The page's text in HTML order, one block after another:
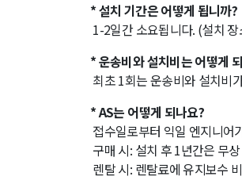
* 설치 기간은 어떻게 됩니까?
1-2일간 소요됩니다. (설치
* 운송비와 설치비는 어떻게
최초 1회는 운송비와 설치비
* AS는 어떻게 되나요?
접수일로부터 익일 엔지니어
구매 시: 설치 후 1년간은 무
렌탈 시: 렌탈료에 유지보수